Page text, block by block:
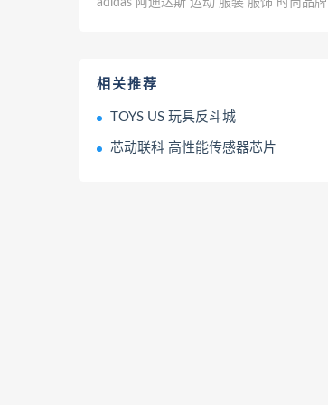
相关推荐
TOYS US 玩具反斗城
芯动联科 高性能传感器芯片